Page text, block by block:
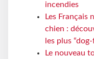
incendies
Les Français
chien :
les plus
Le nouveau